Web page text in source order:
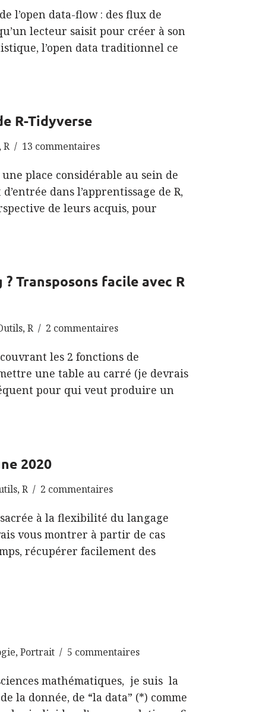
l’open data-flow : des flux de
lecteur saisit pour créer à son
l’open data traditionnel ce
R-Tidyverse
,R 13 commentaires
place considérable au sein de
dans l’apprentissage de R,
de leurs acquis, pour
Transposons facile avec R
,R 2 commentaires
les 2 fonctions de
une table au carré (je devrais
pour qui veut produire un
2020
,R 2 commentaires
à la flexibilité du langage
vous montrer à partir de cas
récupérer facilement des
,Portrait 5 commentaires
mathématiques, je suis la
la donnée, de “la data” (*) comme